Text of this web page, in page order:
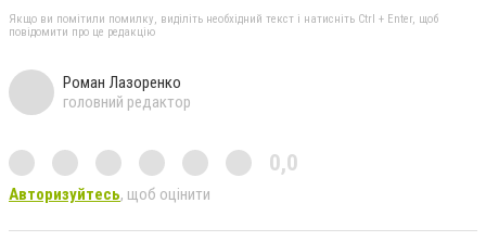
Якщо ви помітили помилку, виділіть необхідний текст і натисніть Ctrl + Enter, щоб
повідомити про це редакцію
Роман Лазоренко
головний редактор
0,0
Авторизуйтесь, щоб оцінити